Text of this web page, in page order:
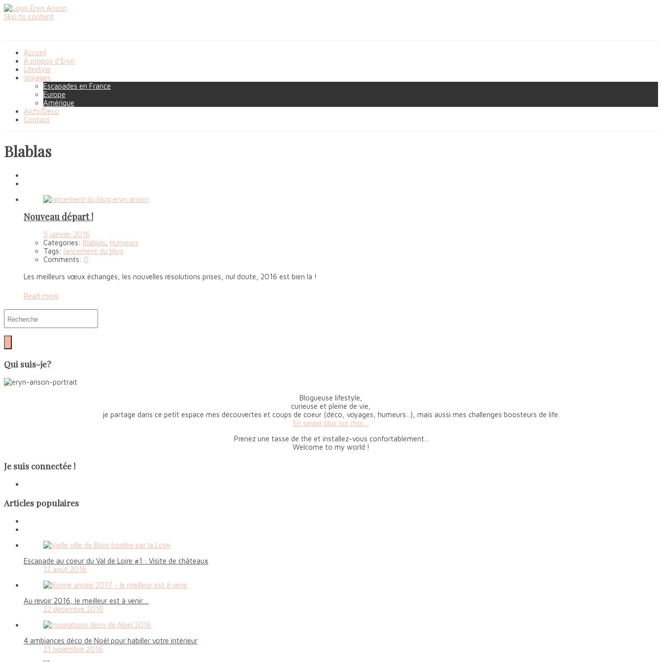
Skip to content
Accueil
À propos d’Eryn
Lifestyle
Voyages
Escapades en France
Europe
Amérique
Archi/Déco
Contact
Blablas
Nouveau départ !
5 janvier 2016
Categories: Blablas
Humeurs
Tags: lancement du blog
Comments: 0
Les meilleurs vœux échangés, les nouvelles résolutions prises, nul doute, 2016 est bien là !
Read more
Qui suis-je?
Blogueuse lifestyle,
curieuse et pleine de vie,
je partage dans ce petit espace mes découvertes et coups de coeur (déco, voyages, humeurs...), mais aussi mes challenges boosteurs de life.
En savoir plus sur moi ...
Prenez une tasse de thé et installez-vous confortablement...
Welcome to my world !
Je suis connectée !
Articles populaires
Escapade au coeur du Val de Loire #1 : Visite de châteaux
12 août 2016
Au revoir 2016, le meilleur est à venir…
22 décembre 2016
4 ambiances déco de Noël pour habiller votre intérieur
21 novembre 2016